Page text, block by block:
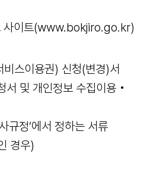
사이트(www.bokjiro.go.kr)
스이용권) 신청(변경)서
서 및 개인정보 수집이용‧
규정’에서 정하는 서류
경우)